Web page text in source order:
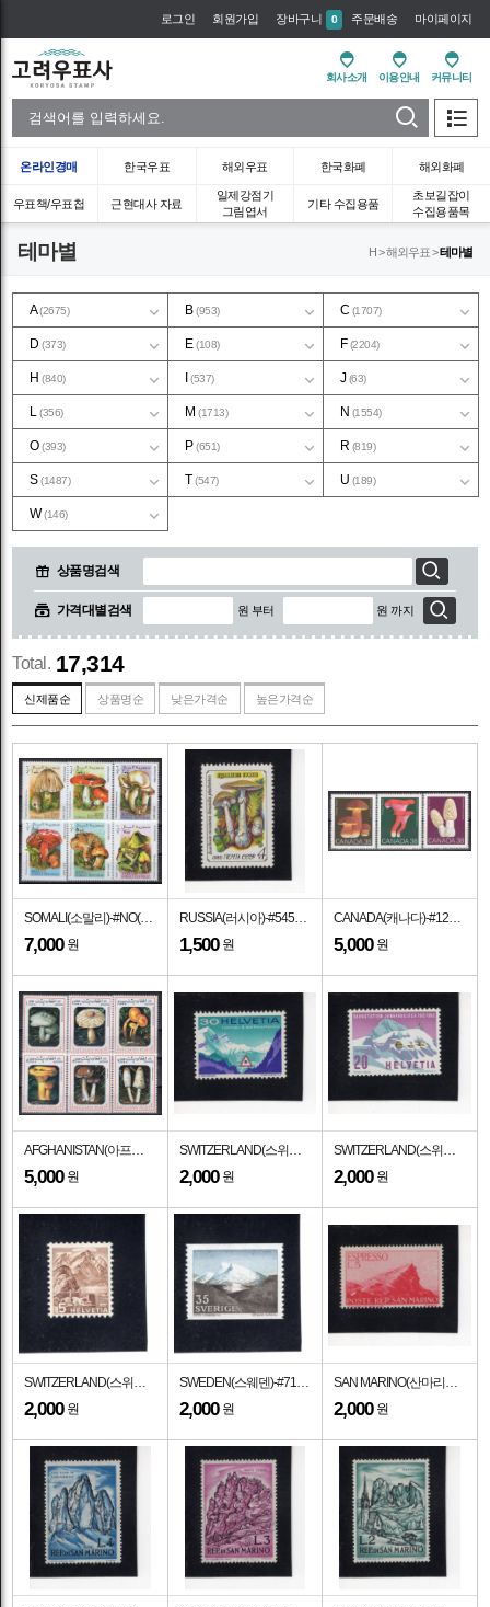
로그인 회원가입 장바구니 0 주문배송 마이페이지
회사소개 이용안내 커뮤니티
온라인경매 한국우표 해외우표 한국화폐 해외화폐
우표책/우표첩 근현대사 자료
일제강점기
그림엽서
기타 수집용품
초보길잡이
수집용품목
테마별 H > 해외우표 >테마별
A(2675) B(953) C (1707)
D(373) E(108) F(2204)
H(840) I(537) J(63)
L(356) M(1713) N (1554)
O(393) P(651) R (819)
S(1487) T(547) U (189)
W(146)
상품명검색
가격대별검색 원 부터 원 까지
Total. 17,314
신제품순 상품명순 낮은가격순 높은가격순
SOMALI(소말리)-#NO(6종)-MUSHROOMS(버섯)-1998년
7,000 원
RUSSIA(러시아)-#5454-4k-AMANITA PHALLOIDES(아마니타 팔로이데스)-1986.5.15일
1,500 원
CANADA(캐나다)-#1245~7(3종)-MUSHROOMS(버섯)-1989.8.4일
5,000 원
AFGHANISTAN(아프가니스탄)-#NO(6종)-MUSHROOMS(버섯)-1999년
5,000 원
SWITZERLAND(스위스)-#485-30c-SAN BERNARDINO, FROM NORTH(산 베르나르디노)-1967.9.18일
2,000 원
SWITZERLAND(스위스)-#414-20c-JUNGFRAU RAILROAD STATION AND MONCH(융프라우 철도, 뫼흐 산)-1962.3.19일
2,000 원
SWITZERLAND(스위스)-#228-5c-MT. PILATUS(필라투스 산)-1936년
2,000 원
SWEDEN(스웨덴)-#719-35o-"THE FJELD", BY SIXTEN LUNDBOHM(식스텐 룬드봄의 펠드 산)-1967년
2,000 원
SAN MARINO(산마리노)-#E13-5 I-VIEW OF SAN MARINO(산마리노 전경)-1945년
2,000 원